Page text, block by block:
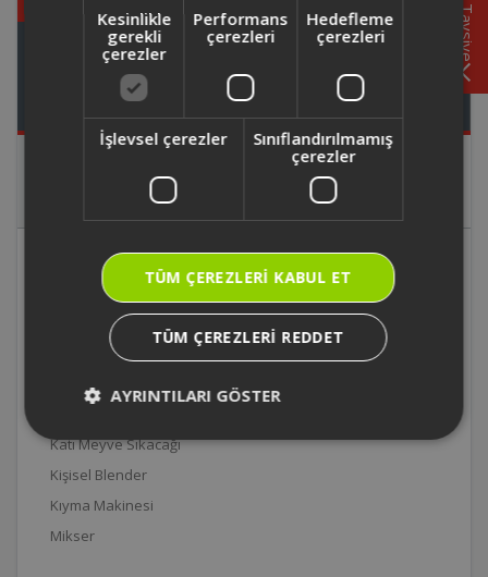
Parça ve
Aksesuar
Online
Garanti
Yönetmelikler
Genel Destek Konuları
Aletleri
Arzum
OKKA
Gıda Hazırlama
Doğrayıcı
Katı Meyve Sıkacağı
Kişisel Blender
Kıyma Makinesi
Mikser
Tavsiye
Kesinlikle
gerekli
çerezler
Performans
çerezleri
Hedefleme
çerezleri
İşlevsel çerezler
Sınıflandırılmamış
çerezler
TÜM ÇEREZLERI KABUL ET
TÜM ÇEREZLERI REDDET
AYRINTILARI GÖSTER